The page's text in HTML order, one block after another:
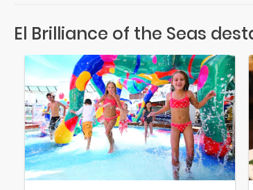
El Brilliance of the Seas